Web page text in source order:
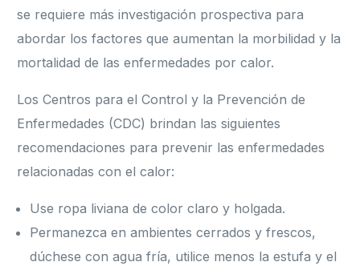
se requiere más investigación prospectiva para
abordar los factores que aumentan la morbilidad y la
mortalidad de las enfermedades por calor.
Los Centros para el Control y la Prevención de
Enfermedades (CDC) brindan las siguientes
recomendaciones para prevenir las enfermedades
relacionadas con el calor:
Use ropa liviana de color claro y holgada.
Permanezca en ambientes cerrados y frescos,
dúchese con agua fría, utilice menos la estufa y el